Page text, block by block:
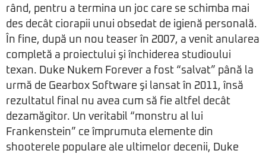
rând, pentru a termina un joc care se schimba mai
des decât ciorapii unui obsedat de igienă personală.
În fine, după un nou teaser în 2007, a venit anularea
completă a proiectului şi închiderea studioului
texan. Duke Nukem Forever a fost “salvat” până la
urmă de Gearbox Software şi lansat în 2011, însă
rezultatul final nu avea cum să fie altfel decât
dezamăgitor. Un veritabil “monstru al lui
Frankenstein” ce împrumuta elemente din
shooterele populare ale ultimelor decenii, Duke